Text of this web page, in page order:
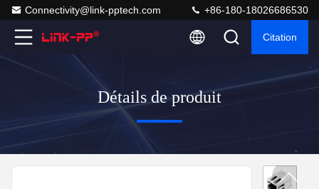
Connectivity@link-pptech.com +86-180-18026686530
Citation
Détails de produit